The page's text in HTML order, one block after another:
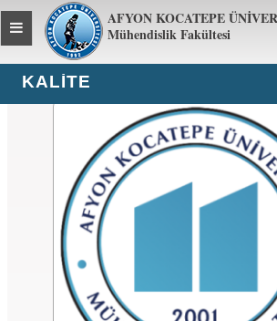
AFYON KOCATEPE
Mühendislik Fakültesi
Toggle
global
navigation
KALITE